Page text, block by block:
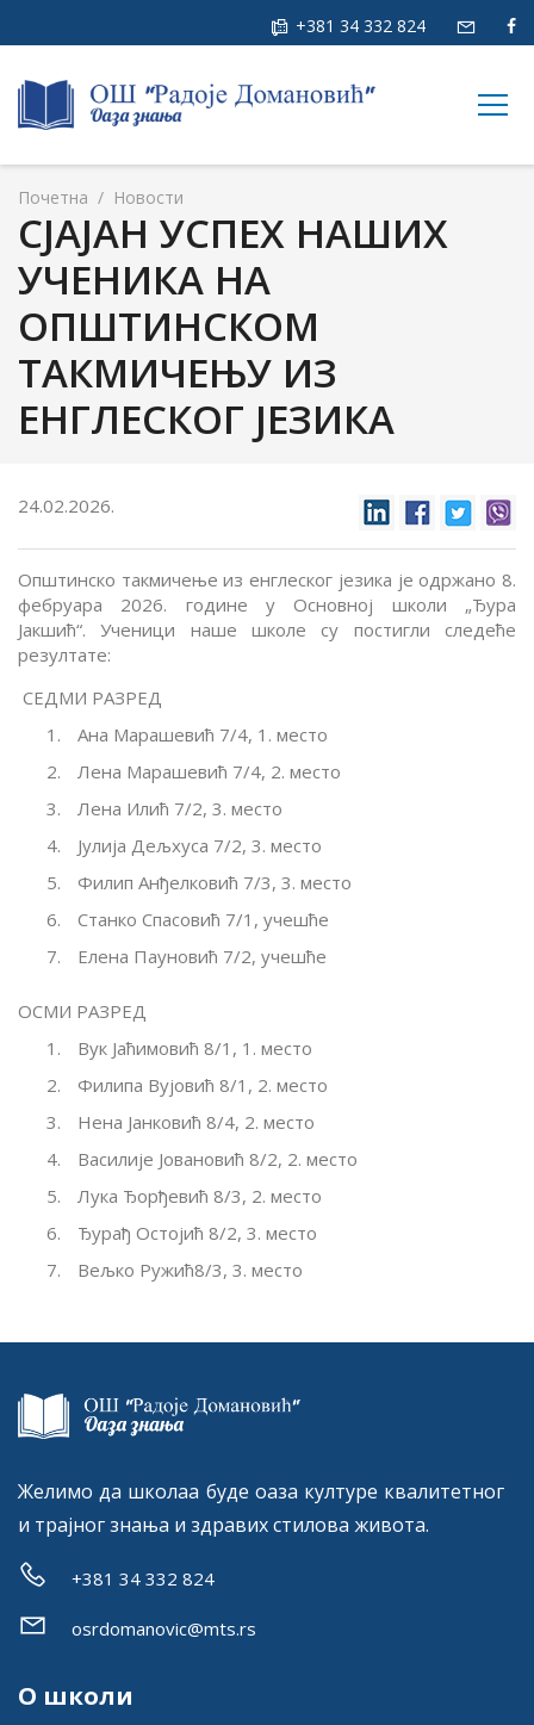
+381 34 332 824
Почетна / Новости
СЈАЈАН УСПЕХ НАШИХ
УЧЕНИКА НА
ОПШТИНСКОМ
ТАКМИЧЕЊУ ИЗ
ЕНГЛЕСКОГ ЈЕЗИКА
24.02.2026.
Општинско такмичење из енглеског језика је одржано 8.
фебруара 2026. године у Основној школи „Ђура
Јакшић“.Ученици наше школе су постигли следеће
резултате:
СЕДМИ РАЗРЕД
Ана Марашевић 7/4, 1. место
Лена Марашевић 7/4, 2. место
Лена Илић 7/2, 3. место
Јулија Дељхуса 7/2, 3. место
Филип Анђелковић 7/3, 3. место
Станко Спасовић 7/1 , учешће
Елена Пауновић 7/2, учешће
ОСМИ РАЗРЕД
Вук Јаћимовић 8/1 , 1. место
Филипа Вујовић 8/1 , 2. место
Нена Јанковић 8/4, 2. место
Василије Јовановић 8/2, 2. место
Лука Ђорђевић 8/3, 2. место
Ђурађ Остојић 8/2, 3. место
Вељко Ружић8/3, 3. место
Желимо да школаа буде оаза културе квалитетног
и трајног знања и здравих стилова живота.
+381 34 332 824
osrdomanovic@mts.rs
О школи